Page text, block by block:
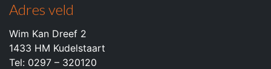
Adres veld
Wim Kan Dreef 2
1433 HM Kudelstaart
Tel: 0297 – 320120